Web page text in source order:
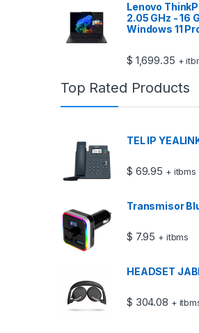
Lenovo
2.05 GHz - 16
Windows 11
$ 1,699.35 +
Top Rated Products
TEL IP
$ 69.95 + itbms
Transmisor
$ 7.95 + itbms
HEADSET
$ 304.08 +